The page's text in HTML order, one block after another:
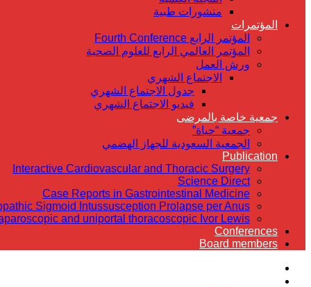
منشورات طبية
المؤتمرات
المؤتمر الرابع Fourth Conference
المؤتمر العالمي الرابع للعلوم الصحية
ورش العمل
الاجتماع الشهري
جدول الاجتماع الشهري
فيديو الاجتماع الشهري
جمعية خاصة بالمرضى
جمعية “حياة”
الجمعية السعودية للجهاز الهضمي
Publication
Interactive Cardiovascular and Thoracic Surgery
Science Direct
Case Reports in Gastrointestinal Medicine
Sigmoid Intussusception Prolapse per Anus
and uniportal thoracoscopic Ivor Lewis
Conferences
Board members